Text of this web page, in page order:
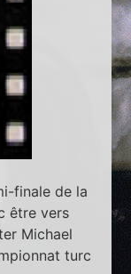
finale de la
être vers
Michael
turc